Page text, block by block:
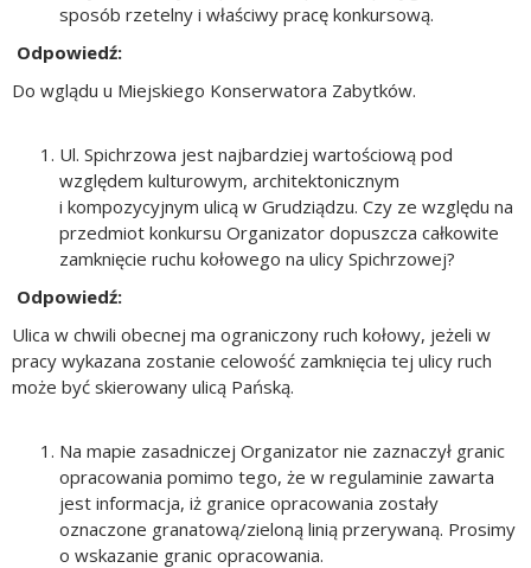
sposób rzetelny i właściwy pracę konkursową.
Odpowiedź:
Do wglądu u Miejskiego Konserwatora Zabytków.
Ul. Spichrzowa jest najbardziej wartościową pod
względem kulturowym, architektonicznym
i kompozycyjnym ulicą w Grudziądzu. Czy ze względu na
przedmiot konkursu Organizator dopuszcza całkowite
zamknięcie ruchu kołowego na ulicy Spichrzowej?
Odpowiedź:
Ulica w chwili obecnej ma ograniczony ruch kołowy, jeżeli w
pracy wykazana zostanie celowość zamknięcia tej ulicy ruch
może być skierowany ulicą Pańską.
Na mapie zasadniczej Organizator nie zaznaczył granic
opracowania pomimo tego, że w regulaminie zawarta
jest informacja, iż granice opracowania zostały
oznaczone granatową/zieloną linią przerywaną. Prosimy
o wskazanie granic opracowania.